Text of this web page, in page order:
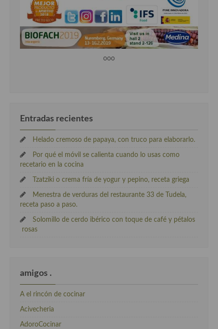
ooo
Entradas recientes
Helado cremoso de papaya, con truco para elaborarlo.
Por qué el móvil se calienta cuando lo usas como
recetario en la cocina
Tzatziki o crema fría de yogur y pepino, receta griega
Menestra de verduras del restaurante 33 de Tudela,
receta paso a paso.
Solomillo de cerdo ibérico con toque de café y pétalos
rosas
amigos .
A el rincón de cocinar
Acivecheria
AdoroCocinar